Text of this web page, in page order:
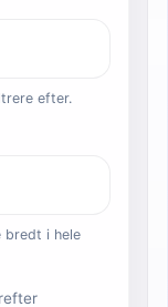
efter.
bredt i hele